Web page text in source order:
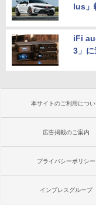
lus」
iFi
3」に
本サイトのご利用につい
広告掲載のご案内
プライバシーポリシー
インプレスグループ